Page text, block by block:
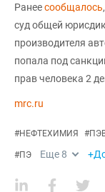
Ранеесообщалось
суд общей
производителя
попала под
прав человека 2
mrc.ru
#НЕФТЕХИМИЯ #
#ПЭ Еще 8